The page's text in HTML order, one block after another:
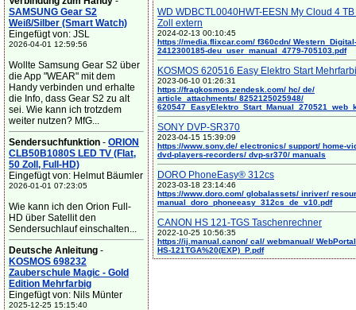
SAMSUNG Gear S2
Weiß/Silber (Smart Watch)
Eingefügt von: JSL
2026-04-01 12:59:56
Wollte Samsung Gear S2 über
die App "WEAR" mit dem
Handy verbinden und erhalte
die Info, dass Gear S2 zu alt
sei. Wie kann ich trotzdem
weiter nutzen? MfG...
Sendersuchfunktion - ORION
CLB50B1080S LED TV (Flat,
50 Zoll, Full-HD)
Eingefügt von: Helmut Bäumler
2026-01-01 07:23:05
Wie kann ich den Orion Full-
HD über Satellit den
Sendersuchlauf einschalten...
Deutsche Anleitung -
KOSMOS 698232
Zauberschule Magic - Gold
Edition Mehrfarbig
Eingefügt von: Nils Münter
2025-12-25 15:15:40
WD WDBCTL0040HWT-EESN My Cloud 4
Zoll extern
2024-02-13 00:10:45
https://media.flixcar.com/ f360cdn/ Western_Digital-
2412300185-deu_user_manual_4779-705103.pdf
KOSMOS 620516 Easy Elektro Start
2023-06-10 01:26:31
https://fragkosmos.zendesk.com/ hc/ de/
article_attachments/ 8252125025948/
SONY DVP-SR370
2023-04-15 15:39:09
https://www.sony.de/ electronics/ support/ home-
dvd-players-recorders/ dvp-sr370/ manuals
DORO PhoneEasy® 312cs
2023-03-18 23:14:46
https://www.doro.com/ globalassets/ inriver/
manual_doro_phoneeasy_312cs_de_v10.pdf
CANON HS 121-TGS Taschenrechner
2022-10-25 10:56:35
https://ij.manual.canon/ cal/ webmanual/
HS-121TGA%20(EXP)_P.pdf